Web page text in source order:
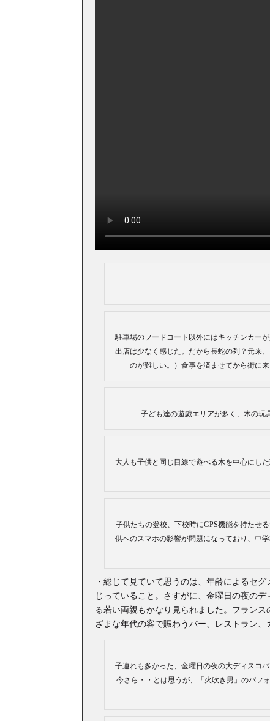
駐車場のフードコート以外にはキッチンカー
出店は少なく感じた。だから長蛇の列？元来
のが難しい。）食事を済ませてから街に
子ども達の遊戯エリアが多く、木の玩
大人も子供と同じ目線で遊べる木を中心にし
子供たちの登校、下校時にGPS機能を持たせ
供へのスマホの影響が問題になっており、中
・総じて見ていて思うのは、年齢によるセ
じっていること。さすがに、金曜日の夜の
る若い両親もかなり見られました。フラン
ざまな年代の客で賑わうバー、レストラン、
子連れも多かった、金曜日の夜の大ディスコ
今さら・・とは思うが、「火吹き男」のパフ